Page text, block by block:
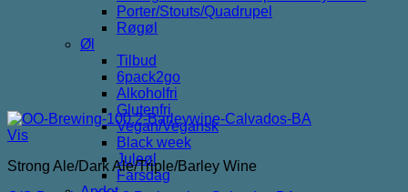
Porter/Stouts/Quadrupel
Røgøl
Øl
Tilbud
6pack2go
Alkoholfri
Glutenfri
Vegan/Vegansk
Black week
Juleøl
Farsdag
Vis
Strong Ale/Dark Ale/Triple/Barley Wine